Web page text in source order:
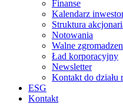
Finanse
Kalendarz
Struktura
Notowania
Walne
Ład korporacyjny
Newsletter
Kontakt do działu
ESG
Kontakt